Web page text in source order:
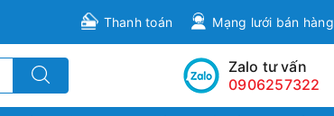
Thanh toán Mạng lưới bán hàng
Zalo tư vấn
0906257322